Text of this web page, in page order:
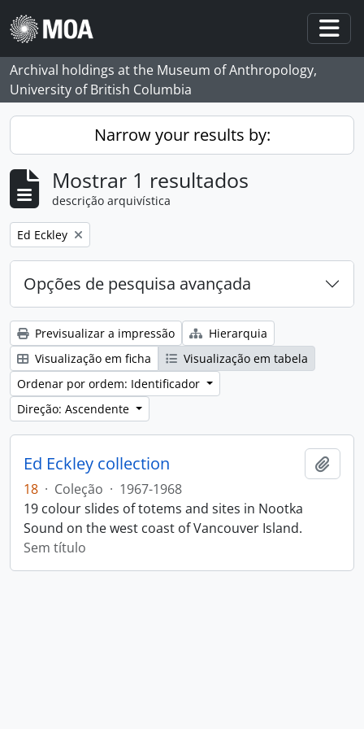
Skip to main content
Archival holdings at the Museum of Anthropology,
University of British Columbia
Narrow your results by:
Mostrar 1 resultados
descrição arquivística
Remove filter:
Ed Eckley
Opções de pesquisa avançada
Previsualizar a impressão
Hierarquia
Visualização em ficha
Visualização em tabela
Ordenar por ordem: Identificador
Direção: Ascendente
Ed Eckley collection
18 · Coleção · 1967-1968
19 colour slides of totems and sites in Nootka
Sound on the west coast of Vancouver Island.
Sem título